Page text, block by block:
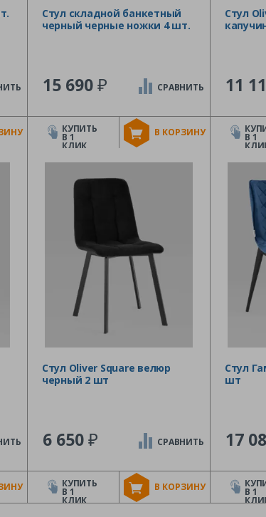
Стул складной банкетный
черный черные ножки 4 шт.
15 690₽
В КОРЗИНУ
СРАВНИТЬ
КУПИТЬ
В 1
КЛИК
Стул
11
В 1
Стул Oliver Square велюр
черный 2 шт
6 650₽
В КОРЗИНУ
СРАВНИТЬ
КУПИТЬ
В 1
КЛИК
Стул
шт
17
В 1